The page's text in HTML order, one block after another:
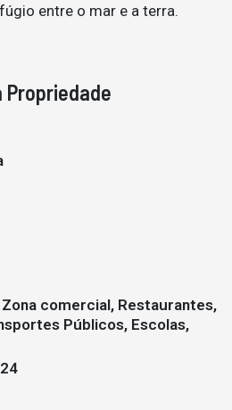
entre o mar e a terra.
Públicos, Escolas,